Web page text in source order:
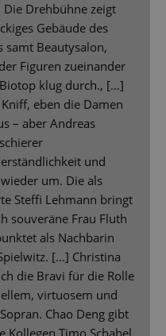
Drehbühne zeigt
Gebäude des
samt Beautysalon,
Figuren zueinander
klug durch., […]
eben die Damen
– aber Andreas
und
um. Die als
Steffi Lehmann bringt
souveräne Frau Fluth
als Nachbarin
[...] Christina
die Bravi für die Rolle
virtuosem und
Chao Deng gibt